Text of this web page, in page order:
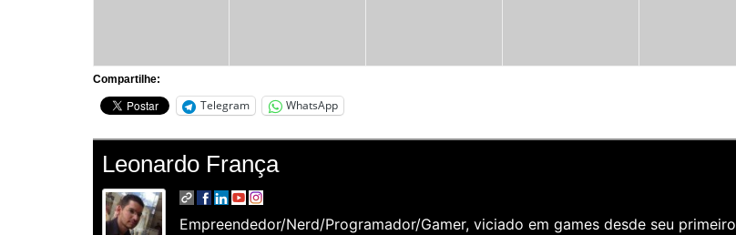
Compartilhe:
Telegram WhatsApp
Leonardo França
Empreendedor/Nerd/Programador/Gamer, viciado em games desde seu primeiro